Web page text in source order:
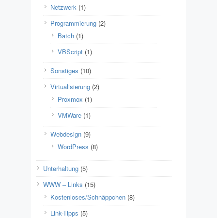
Netzwerk (1)
Programmierung (2)
Batch (1)
VBScript (1)
Sonstiges (10)
Virtualisierung (2)
Proxmox (1)
VMWare (1)
Webdesign (9)
WordPress (8)
Unterhaltung (5)
WWW – Links (15)
Kostenloses/Schnäppchen (8)
Link-Tipps (5)